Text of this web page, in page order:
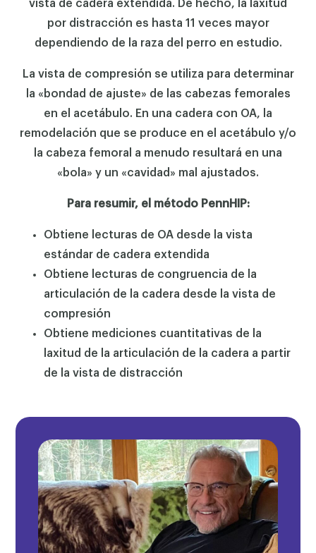
vista de cadera extendida. De hecho, la laxitud
por distracción es hasta 11 veces mayor
dependiendo de la raza del perro en estudio.
La vista de compresión se utiliza para determinar
la «bondad de ajuste» de las cabezas femorales
en el acetábulo. En una cadera con OA, la
remodelación que se produce en el acetábulo y/o
la cabeza femoral a menudo resultará en una
«bola» y un «cavidad» mal ajustados.
Para resumir, el método PennHIP:
Obtiene lecturas de OA desde la vista
estándar de cadera extendida
Obtiene lecturas de congruencia de la
articulación de la cadera desde la vista de
compresión
Obtiene mediciones cuantitativas de la
laxitud de la articulación de la cadera a partir
de la vista de distracción